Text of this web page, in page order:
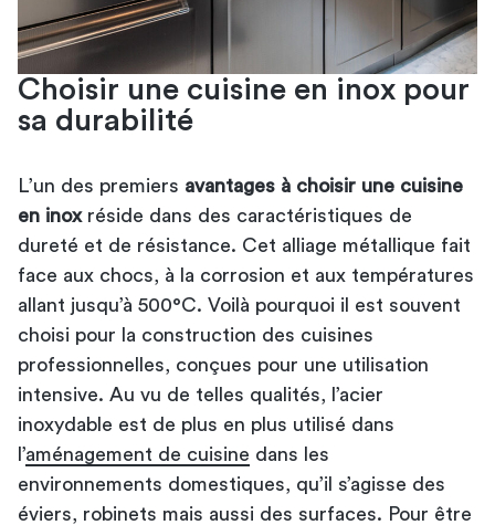
Choisir une cuisine en inox pour
sa durabilité
L’un des premiers avantages à choisir une cuisine
en inoxréside dans des caractéristiques de
dureté et de résistance. Cet alliage métallique fait
face aux chocs, à la corrosion et aux températures
allant jusqu’à 500°C. Voilà pourquoi il est souvent
choisi pour la construction des cuisines
professionnelles, conçues pour une utilisation
intensive. Au vu de telles qualités, l’acier
inoxydable est de plus en plus utilisé dans
l’aménagement de cuisine dans les
environnements domestiques, qu’il s’agisse des
éviers, robinets mais aussi des surfaces. Pour être